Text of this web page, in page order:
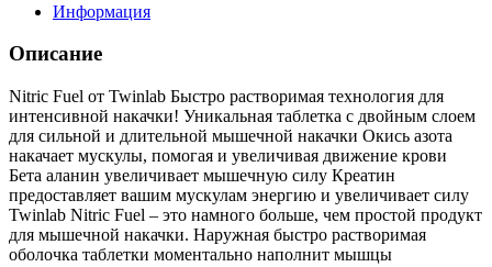
Информация
Описание
Nitric Fuel от Twinlab Быстро растворимая технология для
интенсивной накачки! Уникальная таблетка с двойным слоем
для сильной и длительной мышечной накачки Окись азота
накачает мускулы, помогая и увеличивая движение крови
Бета аланин увеличивает мышечную силу Креатин
предоставляет вашим мускулам энергию и увеличивает силу
Twinlab Nitric Fuel – это намного больше, чем простой продукт
для мышечной накачки. Наружная быстро растворимая
оболочка таблетки моментально наполнит мышцы